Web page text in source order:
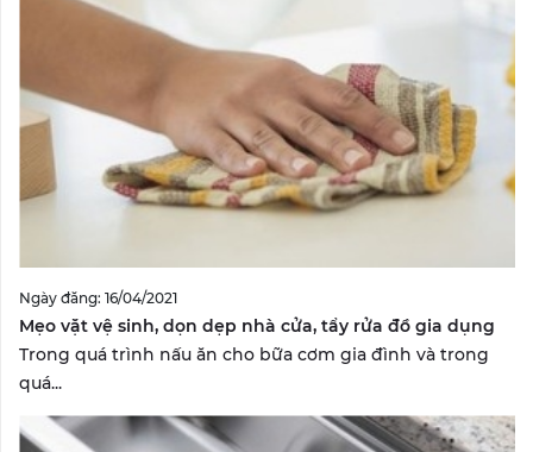
Ngày đăng: 16/04/2021
Mẹo vặt vệ sinh, dọn dẹp nhà cửa, tẩy rửa đồ gia dụng
Trong quá trình nấu ăn cho bữa cơm gia đình và trong
quá...